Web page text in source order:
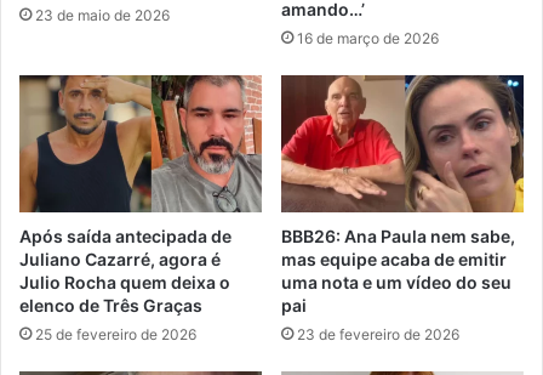
23 de maio de 2026
amando…’
16 de março de 2026
Após saída antecipada de
Juliano Cazarré, agora é
Julio Rocha quem deixa o
elenco de Três Graças
25 de fevereiro de 2026
BBB26: Ana Paula nem sabe,
mas equipe acaba de emitir
uma nota e um vídeo do seu
pai
23 de fevereiro de 2026